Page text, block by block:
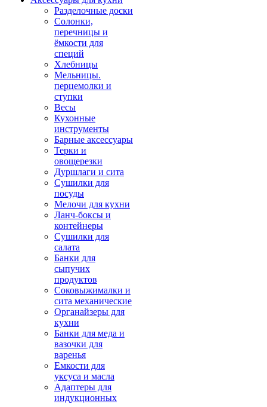
Разделочные доски
Солонки,
перечницы и
ёмкости для
специй
Хлебницы
Мельницы.
перцемолки и
ступки
Весы
Кухонные
инструменты
Барные аксессуары
Терки и
овощерезки
Дуршлаги и сита
Сушилки для
посуды
Мелочи для кухни
Ланч-боксы и
контейнеры
Сушилки для
салата
Банки для
сыпучих
продуктов
Соковыжималки и
сита механические
Органайзеры для
кухни
Банки для меда и
вазочки для
варенья
Емкости для
уксуса и масла
Адаптеры для
индукционных